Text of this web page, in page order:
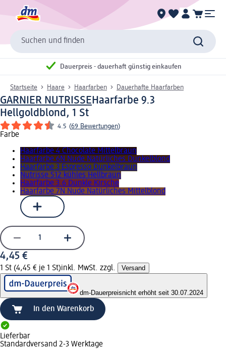
Suchen und finden
Dauerpreis - dauerhaft günstig einkaufen
Startseite Haare Haarfarben Dauerhafte Haarfarben
GARNIER NUTRISSE Haarfarbe 9.3
Hellgoldblond, 1 St
4.5 (69 Bewertungen)
Farbe
Haarfarbe 4 Chocolate Mittelbraun
Haarfarbe 6N Nude Natürliches Dunkelblond
Haarfarbe 3 Espresso Dunkelbraun
Nutrisse 512 kühles Hellbraun
Haarfarbe 3.6 Dunkle Kirsche
Haarfarbe 7N Nude Natürliches Mittelblond
4,45 €
1 St (4,45 € je 1 St)inkl. MwSt. zzgl. Versand
dm-Dauerpreisnicht erhöht seit 30.07.2024
In den Warenkorb
Lieferbar
Standardversand 2-3 Werktage